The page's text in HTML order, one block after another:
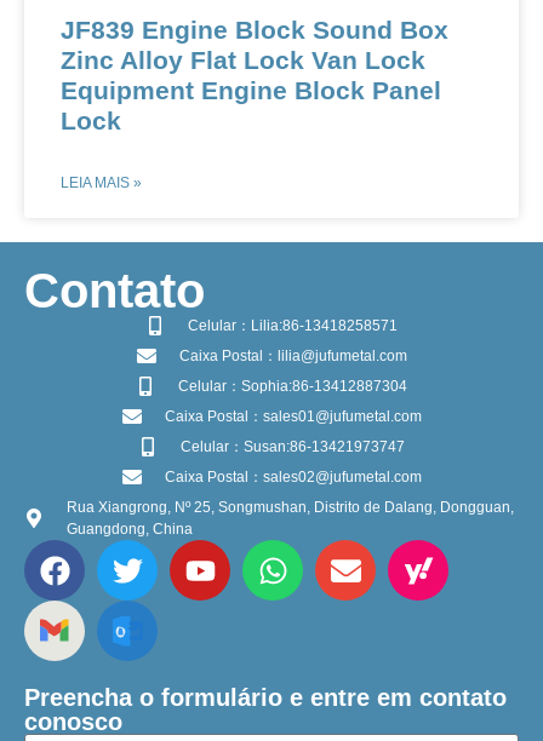
JF839 Engine Block Sound Box
Zinc Alloy Flat Lock Van Lock
Equipment Engine Block Panel
Lock
LEIA MAIS »
​Contato
Celular：Lilia:86-13418258571
Caixa Postal：lilia@jufumetal.com
Celular：Sophia:86-13412887304
Caixa Postal：sales01@jufumetal.com
Celular：Susan:86-13421973747
Caixa Postal：sales02@jufumetal.com
Rua Xiangrong, Nº 25, Songmushan, Distrito de Dalang, Dongguan,
Guangdong, China
Preencha o formulário e entre em contato
conosco